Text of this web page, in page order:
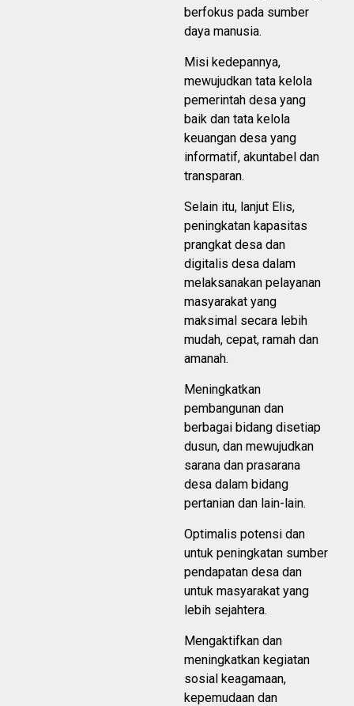
berfokus pada sumber
daya manusia.
Misi kedepannya,
mewujudkan tata kelola
pemerintah desa yang
baik dan tata kelola
keuangan desa yang
informatif, akuntabel dan
transparan.
Selain itu, lanjut Elis,
peningkatan kapasitas
prangkat desa dan
digitalis desa dalam
melaksanakan pelayanan
masyarakat yang
maksimal secara lebih
mudah, cepat, ramah dan
amanah.
Meningkatkan
pembangunan dan
berbagai bidang disetiap
dusun, dan mewujudkan
sarana dan prasarana
desa dalam bidang
pertanian dan lain-lain.
Optimalis potensi dan
untuk peningkatan sumber
pendapatan desa dan
untuk masyarakat yang
lebih sejahtera.
Mengaktifkan dan
meningkatkan kegiatan
sosial keagamaan,
kepemudaan dan